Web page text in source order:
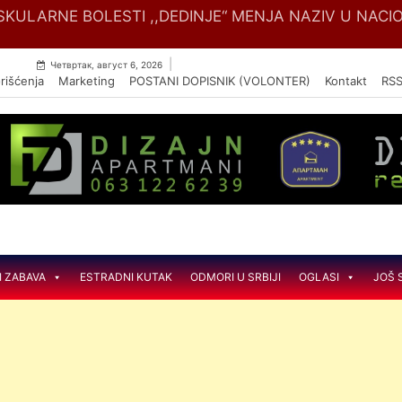
Skip
BOLESTI ,,DEDINJE“ MENJA NAZIV U
Четвртак, август 6, 2026
Marketing POSTANI DOPISNIK (VOLONTER) Kontakt RSS
ZABAVA ESTRADNI KUTAK ODMORI U SRBIJI OGLASI JOŠ